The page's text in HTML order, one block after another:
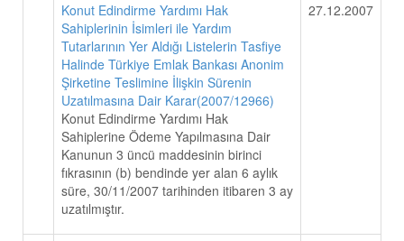
Konut Edindirme Yardımı Hak
Sahiplerinin İsimleri ile Yardım
Tutarlarının Yer Aldığı Listelerin Tasfiye
Halinde Türkiye Emlak Bankası Anonim
Şirketine Teslimine İlişkin Sürenin
Uzatılmasına Dair Karar(2007/12966)
Konut Edindirme Yardımı Hak
Sahiplerine Ödeme Yapılmasına Dair
Kanunun 3 üncü maddesinin birinci
fıkrasının (b) bendinde yer alan 6 aylık
süre, 30/11/2007 tarihinden itibaren 3 ay
uzatılmıştır.
27.12.2007